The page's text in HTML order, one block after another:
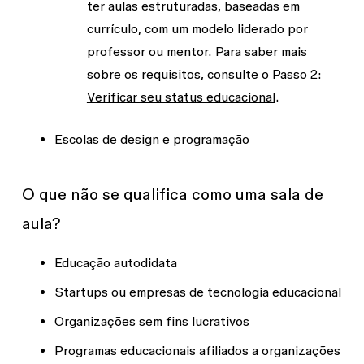
ter aulas estruturadas, baseadas em
currículo, com um modelo liderado por
professor ou mentor. Para saber mais
sobre os requisitos, consulte o Passo 2:
Verificar seu status educacional.
Escolas de design e programação
O que não se qualifica como uma sala de
aula?
Educação autodidata
Startups ou empresas de tecnologia educacional
Organizações sem fins lucrativos
Programas educacionais afiliados a organizações